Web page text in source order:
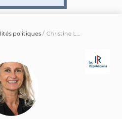
politiques Christine Lanfranchi Dorgal